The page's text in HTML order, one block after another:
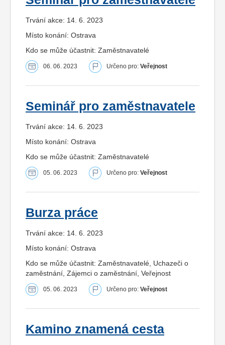
Trvání akce: 14. 6. 2023
Místo konání: Ostrava
Kdo se může účastnit: Zaměstnavatelé
06. 06. 2023 Určeno pro: Veřejnost
Seminář pro zaměstnavatele
Trvání akce: 14. 6. 2023
Místo konání: Ostrava
Kdo se může účastnit: Zaměstnavatelé
05. 06. 2023 Určeno pro: Veřejnost
Burza práce
Trvání akce: 14. 6. 2023
Místo konání: Ostrava
Kdo se může účastnit: Zaměstnavatelé, Uchazeči o
zaměstnání, Zájemci o zaměstnání, Veřejnost
05. 06. 2023 Určeno pro: Veřejnost
Kamino znamená cesta